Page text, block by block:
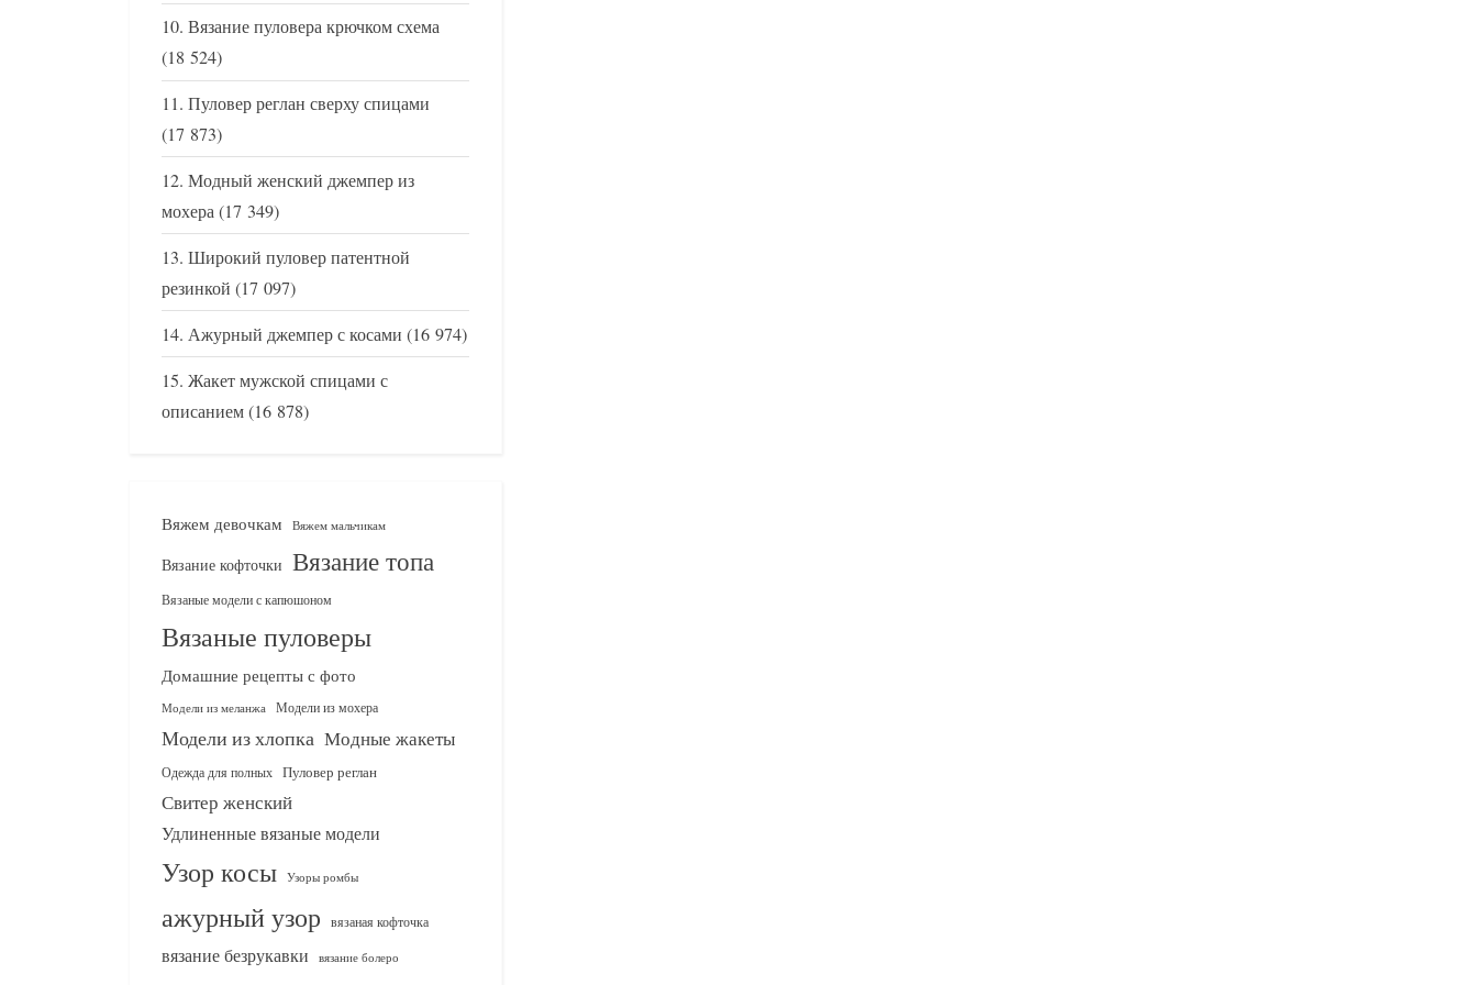
Вязание пуловера крючком схема
(18 524)
Пуловер реглан сверху спицами
(17 873)
Модный женский джемпер из
мохера(17 349)
Широкий пуловер патентной
резинкой (17 097)
Ажурный джемпер с косами (16 974)
Жакет мужской спицами с
описанием(16 878)
Вяжем девочкам Вяжем мальчикам
Вязание кофточки Вязание топа
Вязаные модели с капюшоном
Вязаные пуловеры
Домашние рецепты с фото
Модели из меланжа Модели из мохера
Модели из хлопка Модные жакеты
Одежда для полных Пуловер реглан
Свитер женский
Удлиненные вязаные модели
Узор косы Узоры ромбы
ажурный узор вязаная кофточка
вязание безрукавки вязание болеро